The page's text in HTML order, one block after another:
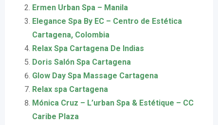
Ermen Urban Spa – Manila
Elegance Spa By EC – Centro de Estética
Cartagena, Colombia
Relax Spa Cartagena De Indias
Doris Salón Spa Cartagena
Glow Day Spa Massage Cartagena
Relax spa Cartagena
Mónica Cruz – L’urban Spa & Estétique – CC
Caribe Plaza